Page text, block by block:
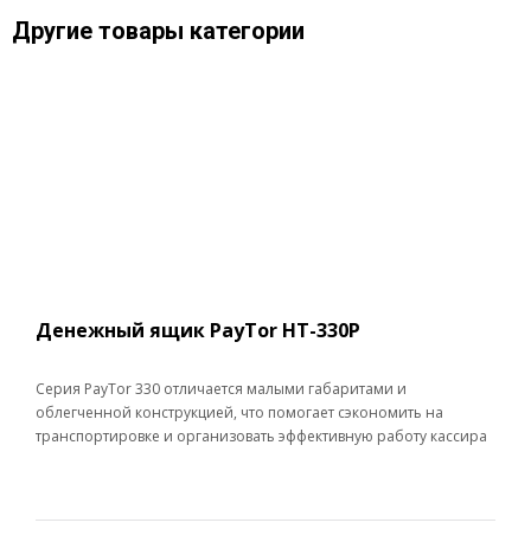
Другие товары категории
Денежный ящик PayTor HT-330P
Серия PayTor 330 отличается малыми габаритами и
облегченной конструкцией, что помогает сэкономить на
транспортировке и организовать эффективную работу кассира